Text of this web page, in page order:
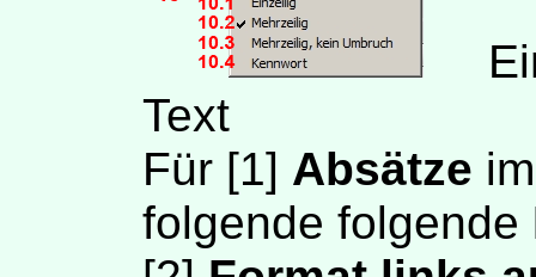
Text
Für [1] Absätze
folgende folgende